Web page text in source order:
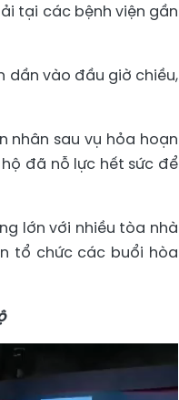
tại các bệnh viện gần
vào đầu giờ chiều,
nhân sau vụ hỏa hoạn
đã nỗ lực hết sức để
lớn với nhiều tòa nhà
tổ chức các buổi hòa